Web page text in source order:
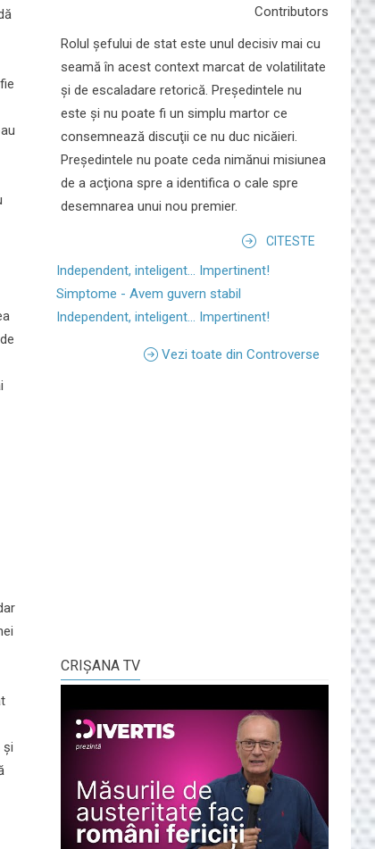
și
Contributors
Rolul şefului de stat este unul decisiv mai cu
seamă în acest context marcat de volatilitate
şi de escaladare retorică. Preşedintele nu
este şi nu poate fi un simplu martor ce
consemnează discuţii ce nu duc nicăieri.
Preşedintele nu poate ceda nimănui misiunea
de a acţiona spre a identifica o cale spre
desemnarea unui nou premier.
CITESTE
Independent, inteligent... Impertinent!
Simptome - Avem guvern stabil
Independent, inteligent... Impertinent!
Vezi toate din Controverse
CRIŞANA TV